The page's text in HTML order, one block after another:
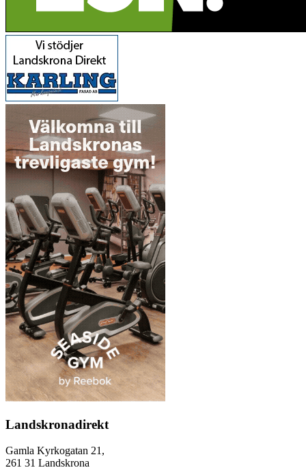
Landskronadirekt
Gamla Kyrkogatan 21,
261 31 Landskrona